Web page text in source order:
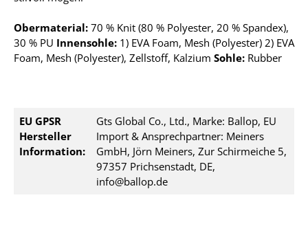
Obermaterial: 70 % Knit (80 % Polyester, 20 % Spandex),
30 % PU Innensohle: 1) EVA Foam, Mesh (Polyester) 2) EVA
Foam, Mesh (Polyester), Zellstoff, Kalzium Sohle: Rubber
EU GPSR
Hersteller
Information:
Gts Global Co., Ltd., Marke: Ballop, EU
Import & Ansprechpartner: Meiners
GmbH, Jörn Meiners, Zur Schirmeiche 5,
97357 Prichsenstadt, DE,
info@ballop.de